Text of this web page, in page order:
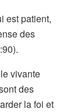
est patient,
des
vivante
des
la foi et